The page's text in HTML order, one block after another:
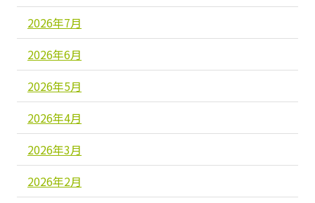
2026年7月
2026年6月
2026年5月
2026年4月
2026年3月
2026年2月